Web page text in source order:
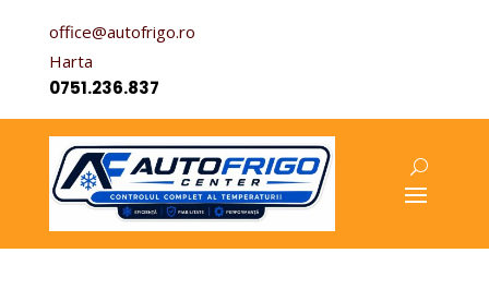
office@autofrigo.ro
Harta
0751.236.837